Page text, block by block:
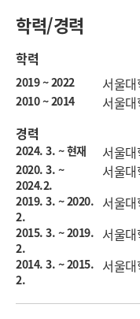
학력/경력
학력
2019 ~ 2022 서울
2010 ~ 2014
서울
경력
2024. 3. ~ 현재 서울
2020. 3. ~
2024.2.
서울
2019. 3. ~ 2020.
2.
서울
2015. 3. ~ 2019.
2.
서울
2014. 3. ~ 2015.
2.
서울